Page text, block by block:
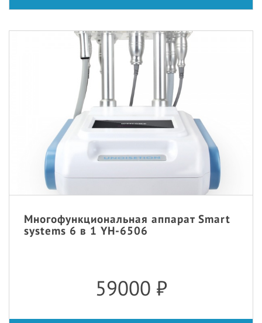
Многофункциональная аппарат Smart
systems 6 в 1 YH-6506
59000 ₽